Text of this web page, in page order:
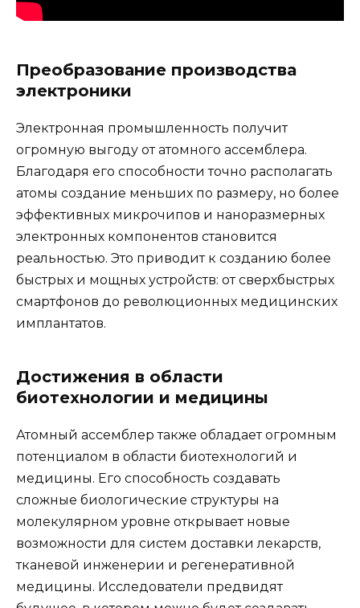
Преобразование производства
электроники
Электронная промышленность получит
огромную выгоду от атомного ассемблера.
Благодаря его способности точно располагать
атомы создание меньших по размеру, но более
эффективных микрочипов и наноразмерных
электронных компонентов становится
реальностью. Это приводит к созданию более
быстрых и мощных устройств: от сверхбыстрых
смартфонов до революционных медицинских
имплантатов.
Достижения в области
биотехнологии и медицины
Атомный ассемблер также обладает огромным
потенциалом в области биотехнологий и
медицины. Его способность создавать
сложные биологические структуры на
молекулярном уровне открывает новые
возможности для систем доставки лекарств,
тканевой инженерии и регенеративной
медицины. Исследователи предвидят